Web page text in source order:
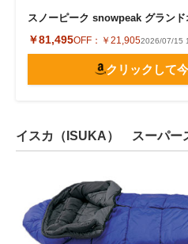
スノーピーク snowpeak グラン
￥81,495OFF： ￥21,9052026/07/15
クリックして
イスカ（ISUKA） スーパー